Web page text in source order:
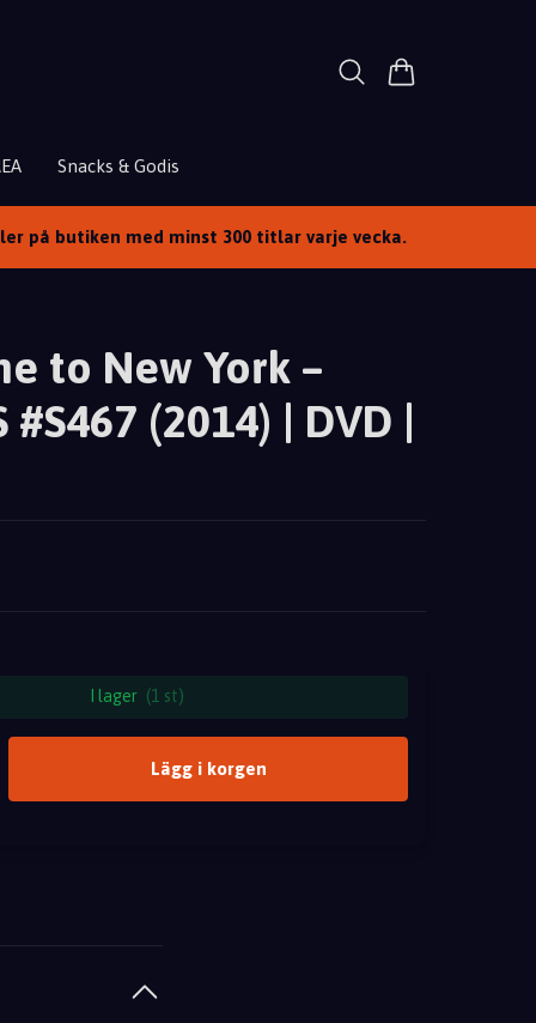
Snacks & Godis
på butiken med minst 300 titlar varje vecka.
to New York –
#S467 (2014) | DVD |
I lager (1 st)
Lägg i korgen